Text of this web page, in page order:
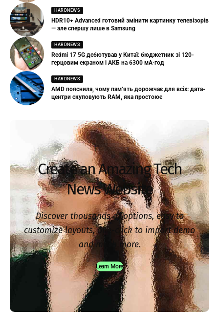
HARDNEWS
HDR10+ Advanced готовий змінити картинку телевізорів
— але спершу лише в Samsung
HARDNEWS
Redmi 17 5G дебютував у Китаї: бюджетник зі 120-
герцовим екраном і АКБ на 6300 мА·год
HARDNEWS
AMD пояснила, чому пам’ять дорожчає для всіх: дата-
центри скуповують RAM, яка простоює
Create an Amazing Tech
News Website
Discover thousands of options, easy to
customize layouts, one-click to import demo
and much more.
Learn More